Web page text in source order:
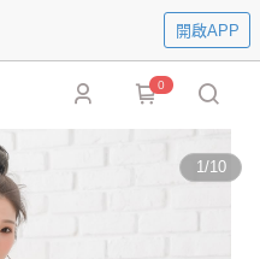
開啟APP
0
1/10